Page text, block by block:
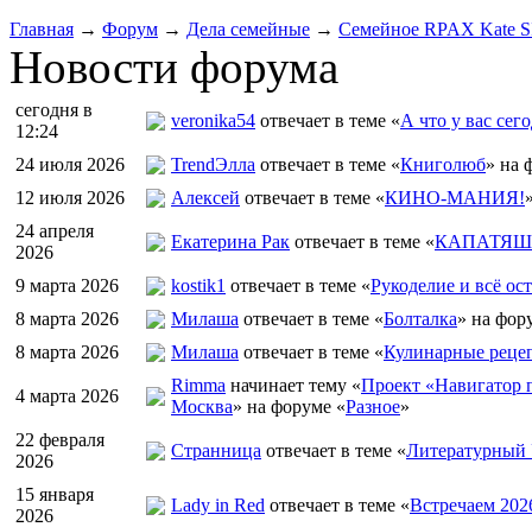
Главная → Форум → Дела семейные → Семейное RPAX Kate
Новости форума
сегодня в
12:24
veronika54 отвечает в теме «А что у вас
24 июля 2026 TrendЭлла отвечает в теме «Книголюб» на
12 июля 2026
Алексей отвечает в теме «КИНО-МАНИЯ!
24 апреля
2026
Екатерина Рак отвечает в теме «
9 марта 2026 kostik1 отвечает в теме «Рукоделие и всё
8 марта 2026
Милаша отвечает в теме «Болталка» на
8 марта 2026
Милаша отвечает в теме «Кулинарные
4 марта 2026
Rimma начинает тему «Проект «Навигатор
Москва» на форуме «Разное»
22 февраля
2026
Странница отвечает в теме «Литературный
15 января
2026
Lady in Red отвечает в теме «Встречаем